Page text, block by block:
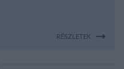
RÉSZLETEK